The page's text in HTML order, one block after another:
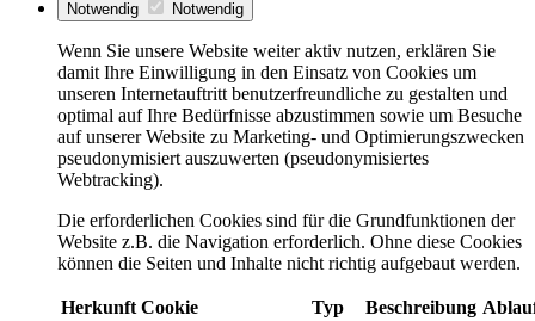
Notwendig Notwendig
Wenn Sie unsere Website weiter aktiv nutzen, erklären Sie
damit Ihre Einwilligung in den Einsatz von Cookies um
unseren Internetauftritt benutzerfreundliche zu gestalten und
optimal auf Ihre Bedürfnisse abzustimmen sowie um Besuche
auf unserer Website zu Marketing- und Optimierungszwecken
pseudonymisiert auszuwerten (pseudonymisiertes
Webtracking).
Die erforderlichen Cookies sind für die Grundfunktionen der
Website z.B. die Navigation erforderlich. Ohne diese Cookies
können die Seiten und Inhalte nicht richtig aufgebaut werden.
Herkunft Cookie Typ Beschreibung